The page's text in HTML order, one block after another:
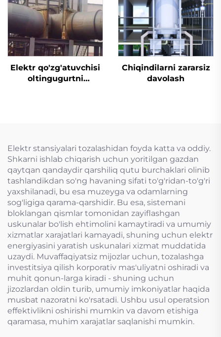
Elektr qo'zg'atuvchisi
oltingugurtni
Chiqindilarni zararsiz
davolash
Elektr stansiyalari tozalashidan foyda katta va oddiy.
Shkarni ishlab chiqarish uchun yoritilgan gazdan
qaytqan qandaydir qarshiliq qutu burchaklari olinib
tashlandikdan so'ng havaning sifati to'g'ridan-to'g'ri
yaxshilanadi, bu esa muzeyga va odamlarning
sog'ligiga qarama-qarshidir. Bu esa, sistemani
bloklangan qismlar tomonidan zayiflashgan
uskunalar bo'lish ehtimolini kamaytiradi va umumiy
xizmatlar xarajatlari kamayadi, shuning uchun elektr
energiyasini yaratish uskunalari xizmat muddatida
uzaydi. Muvaffaqiyatsiz mijozlar uchun, tozalashga
investitsiya qilish korporativ mas'uliyatni oshiradi va
muhit qonun-larga kiradi - shuning uchun
jizozlardan oldin turib, umumiy imkoniyatlar haqida
musbat nazoratni ko'rsatadi. Ushbu usul operatsion
effektivlikni oshirishi mumkin va davom etishiga
qaramasa, muhim xarajatlar saqlanishi mumkin.